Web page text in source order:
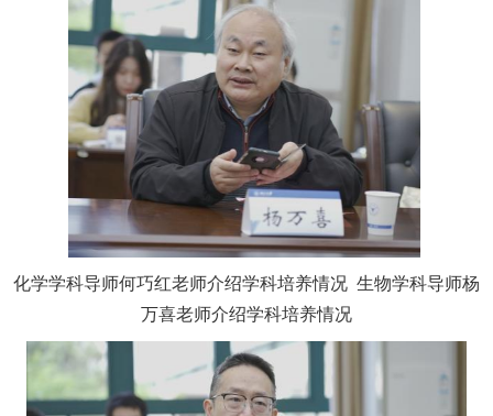
化学学科导师何巧红老师介绍学科培养情况 生物学科导师杨
万喜老师介绍学科培养情况